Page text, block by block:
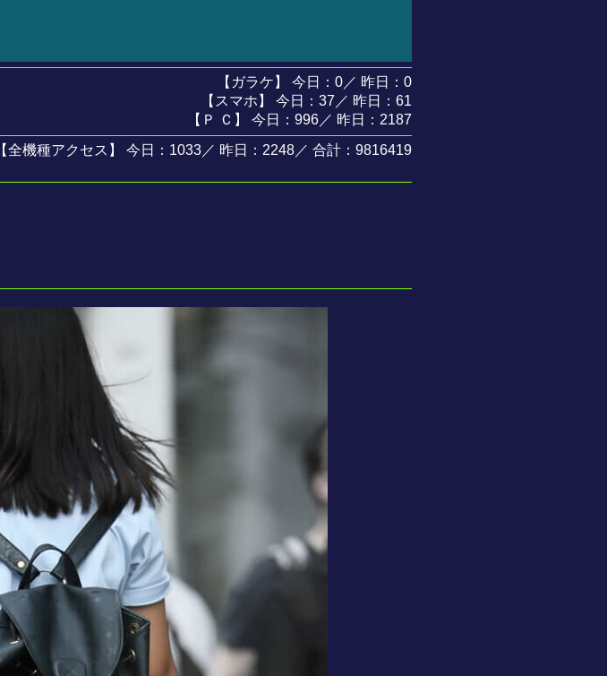
【ガラケ】 今日：0／ 昨日：0
【スマホ】 今日：37／ 昨日：61
【Ｐ Ｃ】 今日：996／ 昨日：2187
【全機種アクセス】 今日：1033／ 昨日：2248／ 合計：9816419